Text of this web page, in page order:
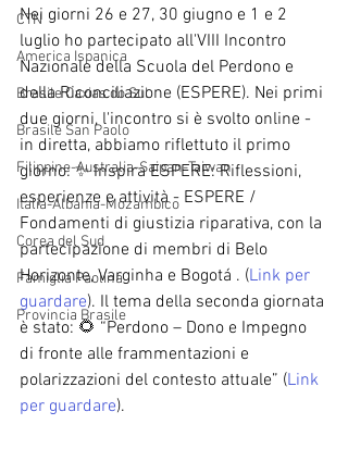
CTN
America Ispanica
Brasile Caxias do Sul
Brasile San Paolo
Filippine-Australia-Saipan-Taiwan
Italia-Albania-Mozambico
Corea del Sud
Famiglia Paolina
Provincia Brasile
Nei giorni 26 e 27, 30 giugno e 1 e 2
luglio ho partecipato all'VIII Incontro
Nazionale della Scuola del Perdono e
della Riconciliazione (ESPERE). Nei primi
due giorni, l'incontro si è svolto online -
in diretta, abbiamo riflettuto il primo
giorno: ✨ Inspira ESPERE: Riflessioni,
esperienze e attività - ESPERE /
Fondamenti di giustizia riparativa, con la
partecipazione di membri di Belo
Horizonte, Varginha e Bogotá . (Link per
guardare). Il tema della seconda giornata
è stato: 🌻 “Perdono – Dono e Impegno
di fronte alle frammentazioni e
polarizzazioni del contesto attuale” (Link
per guardare).